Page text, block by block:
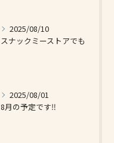
2025/08/10
スナックミーストアでも
2025/08/01
8月の予定です‼️